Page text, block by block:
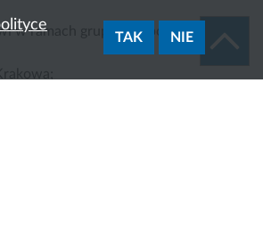
TAK NIE
w ramach grupy zakupowej (energii